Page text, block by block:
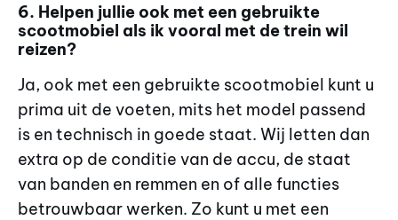
6. Helpen jullie ook met een gebruikte
scootmobiel als ik vooral met de trein wil
reizen?
Ja, ook met een gebruikte scootmobiel kunt u
prima uit de voeten, mits het model passend
is en technisch in goede staat. Wij letten dan
extra op de conditie van de accu, de staat
van banden en remmen en of alle functies
betrouwbaar werken. Zo kunt u met een